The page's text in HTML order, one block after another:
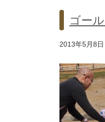
ゴー
2013年5月8日